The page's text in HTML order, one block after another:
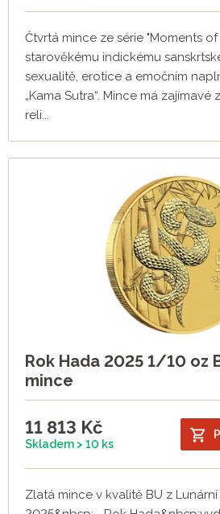
Čtvrtá mince ze série "Moments
starověkému indickému
sexualitě, erotice a emočním
„Kama Sutra“. Mince má
reli...
Rok Hada 2025 1/10 oz
mince
11 813 Kč
Skladem > 10 ks
Zlatá mince v kvalitě BU z Lunární